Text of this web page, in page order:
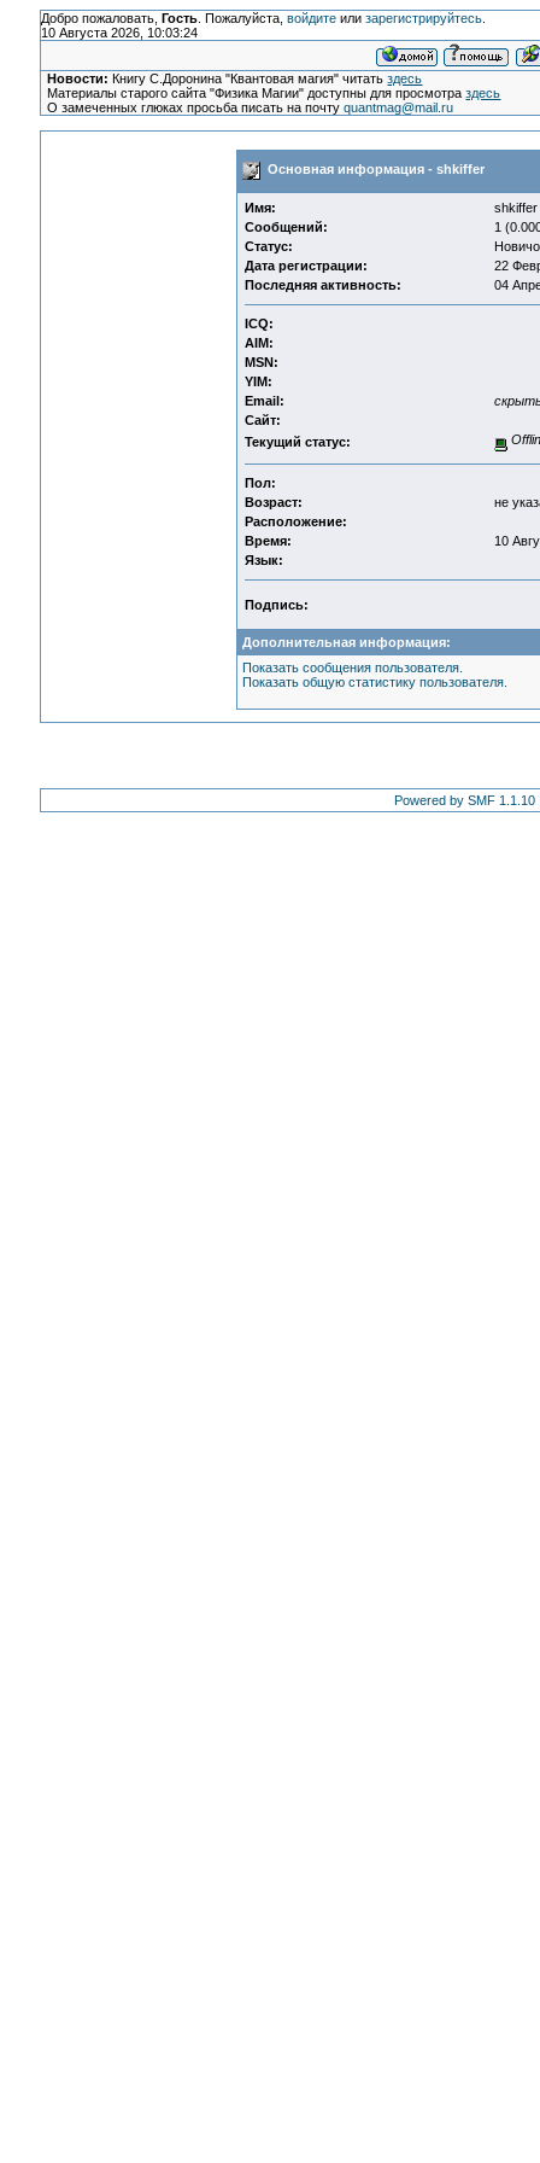
Добро пожаловать, Гость. Пожалуйста, войдитеили зарегистрируйтесь.
10 Августа 2026, 10:03:24
Новости: Книгу С.Доронина "Квантовая магия" читатьздесь
Материалы старого сайта "Физика Магии" доступны для просмотраздесь
О замеченных глюках просьба писать на почтуquantmag@mail.ru
Основная информация - shkiffer
Имя:
shkiffer
Сообщений:
1
Статус:
Дата регистрации:
22
Последняя активность:
04
ICQ:
AIM:
MSN:
YIM:
Email:
Сайт:
Текущий статус:
Пол:
Возраст:
не
Расположение:
Время:
10
Язык:
Подпись:
Дополнительная информация:
Показать сообщения пользователя.
Показать общую статистику пользователя.
Powered by SMF 1.1.10